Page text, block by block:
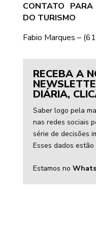
CONTATO
DO TURISMO
Fabio Marques –
RECEBA A
DIÁRIA,
Saber logo pela
nas redes sociais
série de decisões
Esses dados estão
Estamos no